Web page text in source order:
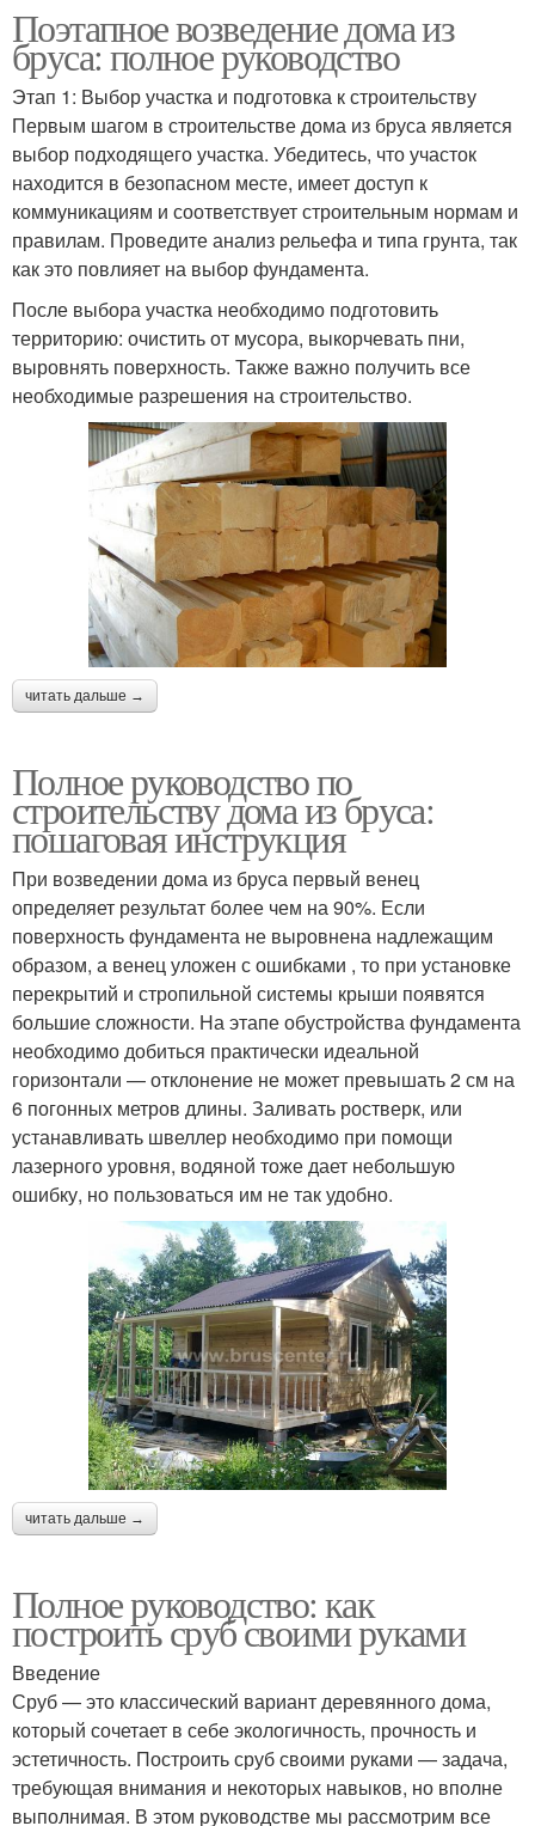
Поэтапное возведение дома из
бруса: полное руководство
Этап 1: Выбор участка и подготовка к строительству
Первым шагом в строительстве дома из бруса является
выбор подходящего участка. Убедитесь, что участок
находится в безопасном месте, имеет доступ к
коммуникациям и соответствует строительным нормам и
правилам. Проведите анализ рельефа и типа грунта, так
как это повлияет на выбор фундамента.
После выбора участка необходимо подготовить
территорию: очистить от мусора, выкорчевать пни,
выровнять поверхность. Также важно получить все
необходимые разрешения на строительство.
читать дальше →
Полное руководство по
строительству дома из бруса:
пошаговая инструкция
При возведении дома из бруса первый венец
определяет результат более чем на 90%. Если
поверхность фундамента не выровнена надлежащим
образом, а венец уложен с ошибками , то при установке
перекрытий и стропильной системы крыши появятся
большие сложности. На этапе обустройства фундамента
необходимо добиться практически идеальной
горизонтали — отклонение не может превышать 2 см на
6 погонных метров длины. Заливать ростверк, или
устанавливать швеллер необходимо при помощи
лазерного уровня, водяной тоже дает небольшую
ошибку, но пользоваться им не так удобно.
читать дальше →
Полное руководство: как
построить сруб своими руками
Введение
Сруб — это классический вариант деревянного дома,
который сочетает в себе экологичность, прочность и
эстетичность. Построить сруб своими руками — задача,
требующая внимания и некоторых навыков, но вполне
выполнимая. В этом руководстве мы рассмотрим все